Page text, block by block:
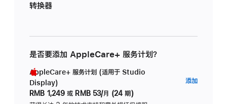
转换器
是否要添加 AppleCare+ 服务计划？
AppleCare+ 服务计划 (适用于 Studio
Display)
RMB 1,249 或 RMB 53/月 (24 期)
添加